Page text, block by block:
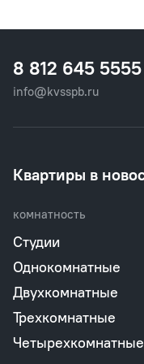
8 812 645 5555
info@kvsspb.ru
Квартиры в
комнатность
Студии
Однокомнатные
Двухкомнатные
Трехкомнатные
Четырехкомнатные